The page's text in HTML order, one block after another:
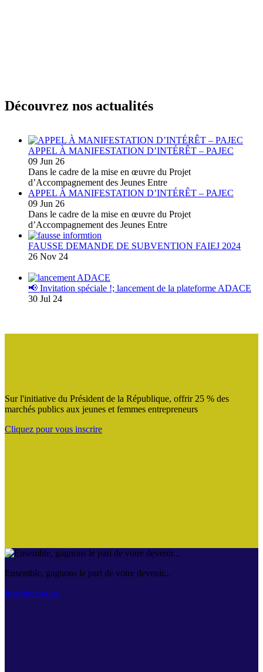
Découvrez nos actualités
APPEL À MANIFESTATION D’INTÉRÊT – PAJEC
09 Jun 26
Dans le cadre de la mise en œuvre du Projet
d’Accompagnement des Jeunes Entre
APPEL À MANIFESTATION D’INTÉRÊT – PAJEC
09 Jun 26
Dans le cadre de la mise en œuvre du Projet
d’Accompagnement des Jeunes Entre
FAUSSE DEMANDE DE SUBVENTION FAIEJ 2024
26 Nov 24
📢 Invitation spéciale !; lancement de la plateforme ADACE
30 Jul 24
Sur l'initiative du Président de la République, offrir 25 % des
marchés publics aux jeunes et femmes entrepreneurs
Cliquez pour vous inscrire
Ensemble, gagnons le pari de votre devenir...
Inscrivez-vous